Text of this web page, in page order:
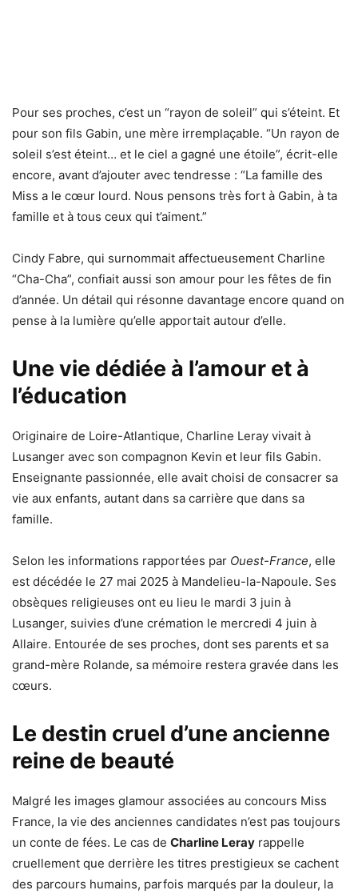
Pour ses proches, c’est un “rayon de soleil” qui s’éteint. Et
pour son fils Gabin, une mère irremplaçable. “Un rayon de
soleil s’est éteint… et le ciel a gagné une étoile”, écrit-elle
encore, avant d’ajouter avec tendresse : “La famille des
Miss a le cœur lourd. Nous pensons très fort à Gabin, à ta
famille et à tous ceux qui t’aiment.”
Cindy Fabre, qui surnommait affectueusement Charline
“Cha-Cha”, confiait aussi son amour pour les fêtes de fin
d’année. Un détail qui résonne davantage encore quand on
pense à la lumière qu’elle apportait autour d’elle.
Une vie dédiée à l’amour et à
l’éducation
Originaire de Loire-Atlantique, Charline Leray vivait à
Lusanger avec son compagnon Kevin et leur fils Gabin.
Enseignante passionnée, elle avait choisi de consacrer sa
vie aux enfants, autant dans sa carrière que dans sa
famille.
Selon les informations rapportées par Ouest-France, elle
est décédée le 27 mai 2025 à Mandelieu-la-Napoule. Ses
obsèques religieuses ont eu lieu le mardi 3 juin à
Lusanger, suivies d’une crémation le mercredi 4 juin à
Allaire. Entourée de ses proches, dont ses parents et sa
grand-mère Rolande, sa mémoire restera gravée dans les
cœurs.
Le destin cruel d’une ancienne
reine de beauté
Malgré les images glamour associées au concours Miss
France, la vie des anciennes candidates n’est pas toujours
un conte de fées. Le cas de Charline Leray rappelle
cruellement que derrière les titres prestigieux se cachent
des parcours humains, parfois marqués par la douleur, la